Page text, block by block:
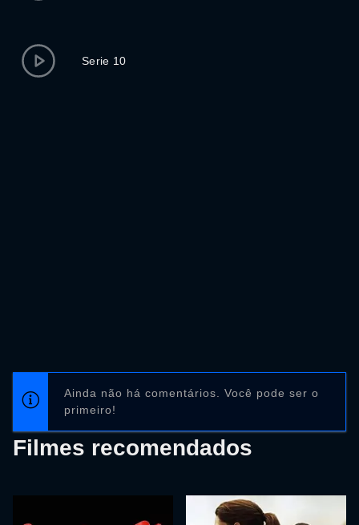
Serie 10
Ainda não há comentários. Você pode ser o
primeiro!
Filmes recomendados